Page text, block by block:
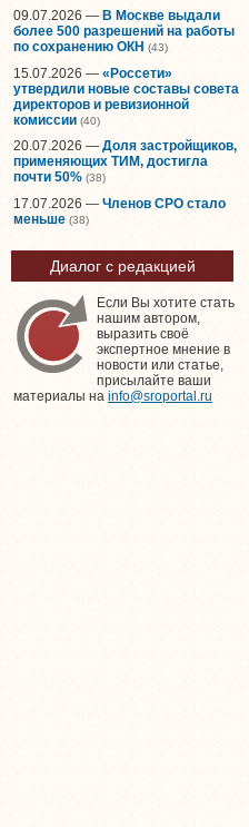
09.07.2026 — В Москве выдали
более 500 разрешений на работы
по сохранению ОКН (43)
15.07.2026 — «Россети»
утвердили новые составы совета
директоров и ревизионной
комиссии (40)
20.07.2026 — Доля застройщиков,
применяющих ТИМ, достигла
почти 50% (38)
17.07.2026 — Членов СРО стало
меньше (38)
Диалог с редакцией
Если Вы хотите стать
нашим автором,
выразить своё
экспертное мнение в
новости или статье,
присылайте ваши
материалы на info@sroportal.ru